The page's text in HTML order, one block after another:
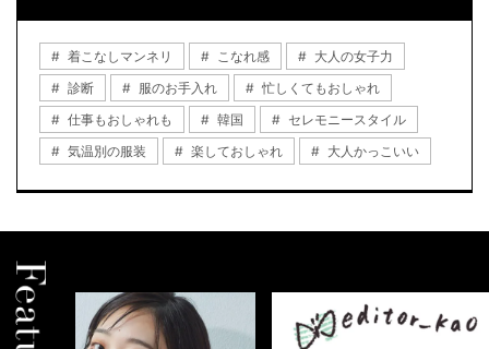
着こなしマンネリ こなれ感
大人の女子力
診断
服のお手入れ
忙しくてもおしゃれ
仕事もおしゃれも
韓国
セレモニースタイル
気温別の服装
楽しておしゃれ 大人かっこいい